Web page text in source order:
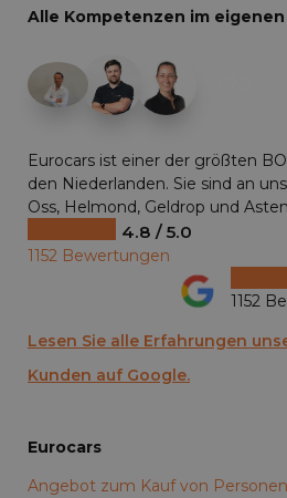
Alle Kompetenzen im eigenen
Eurocars ist einer der größten
den Niederlanden. Sie sind an
Oss, Helmond, Geldrop und
4.8 / 5.0
1152 Bewertungen
1152
Lesen Sie alle Erfahrungen
Kunden auf Google.
Eurocars
Angebot zum Kauf von